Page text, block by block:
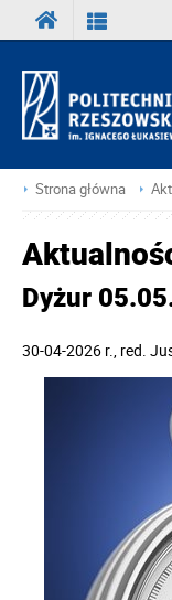
Strona główna
Dyżur
30-04-2026 r. , red.